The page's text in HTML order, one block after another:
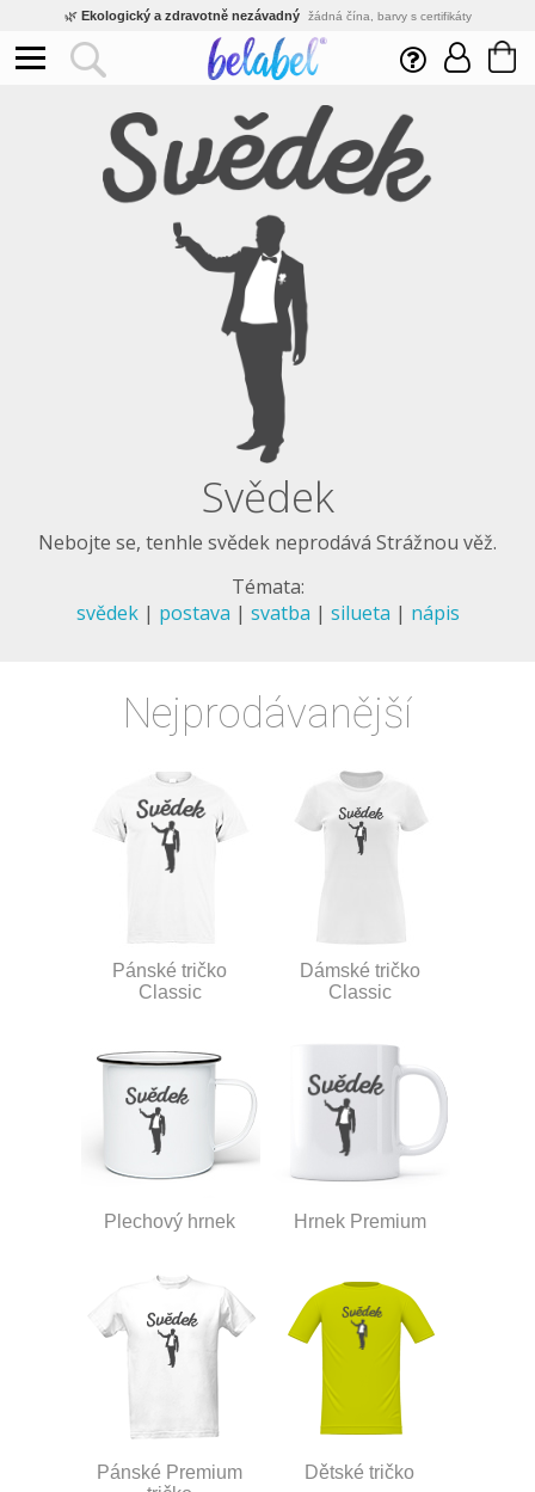
🌿 Ekologický a zdravotně nezávadný žádná čína, barvy s certifikáty
Inovativní výroba vlastní vývoj, nejnovější technologie
Rychlé dodání expedujeme do 24h
velké množstevní slevy
Kvalita pod kontrolou jsme přímý výrobce, žádný zprostředkovatel
Český eshop s tradicí od roku 2010 tisíce spokojených zákazníků
Svědek
Nebojte se, tenhle svědek neprodává Strážnou věž.
Témata:
svědek| postava | svatba | silueta | nápis
Nejprodávanější
Pánské tričko
Classic
Dámské tričko
Classic
Plechový hrnek Hrnek Premium
Pánské Premium
Dětské tričko